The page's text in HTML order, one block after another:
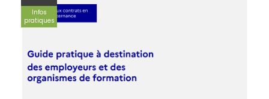
Infos
pratiques